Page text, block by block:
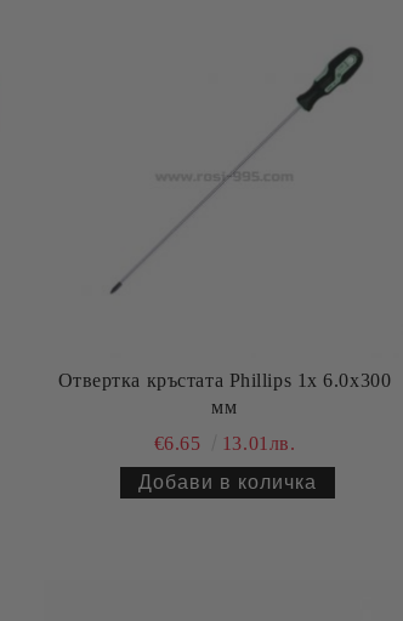
Отвертка кръстата Phillips 1х 6.0х300
мм
€6.65
13.01лв.